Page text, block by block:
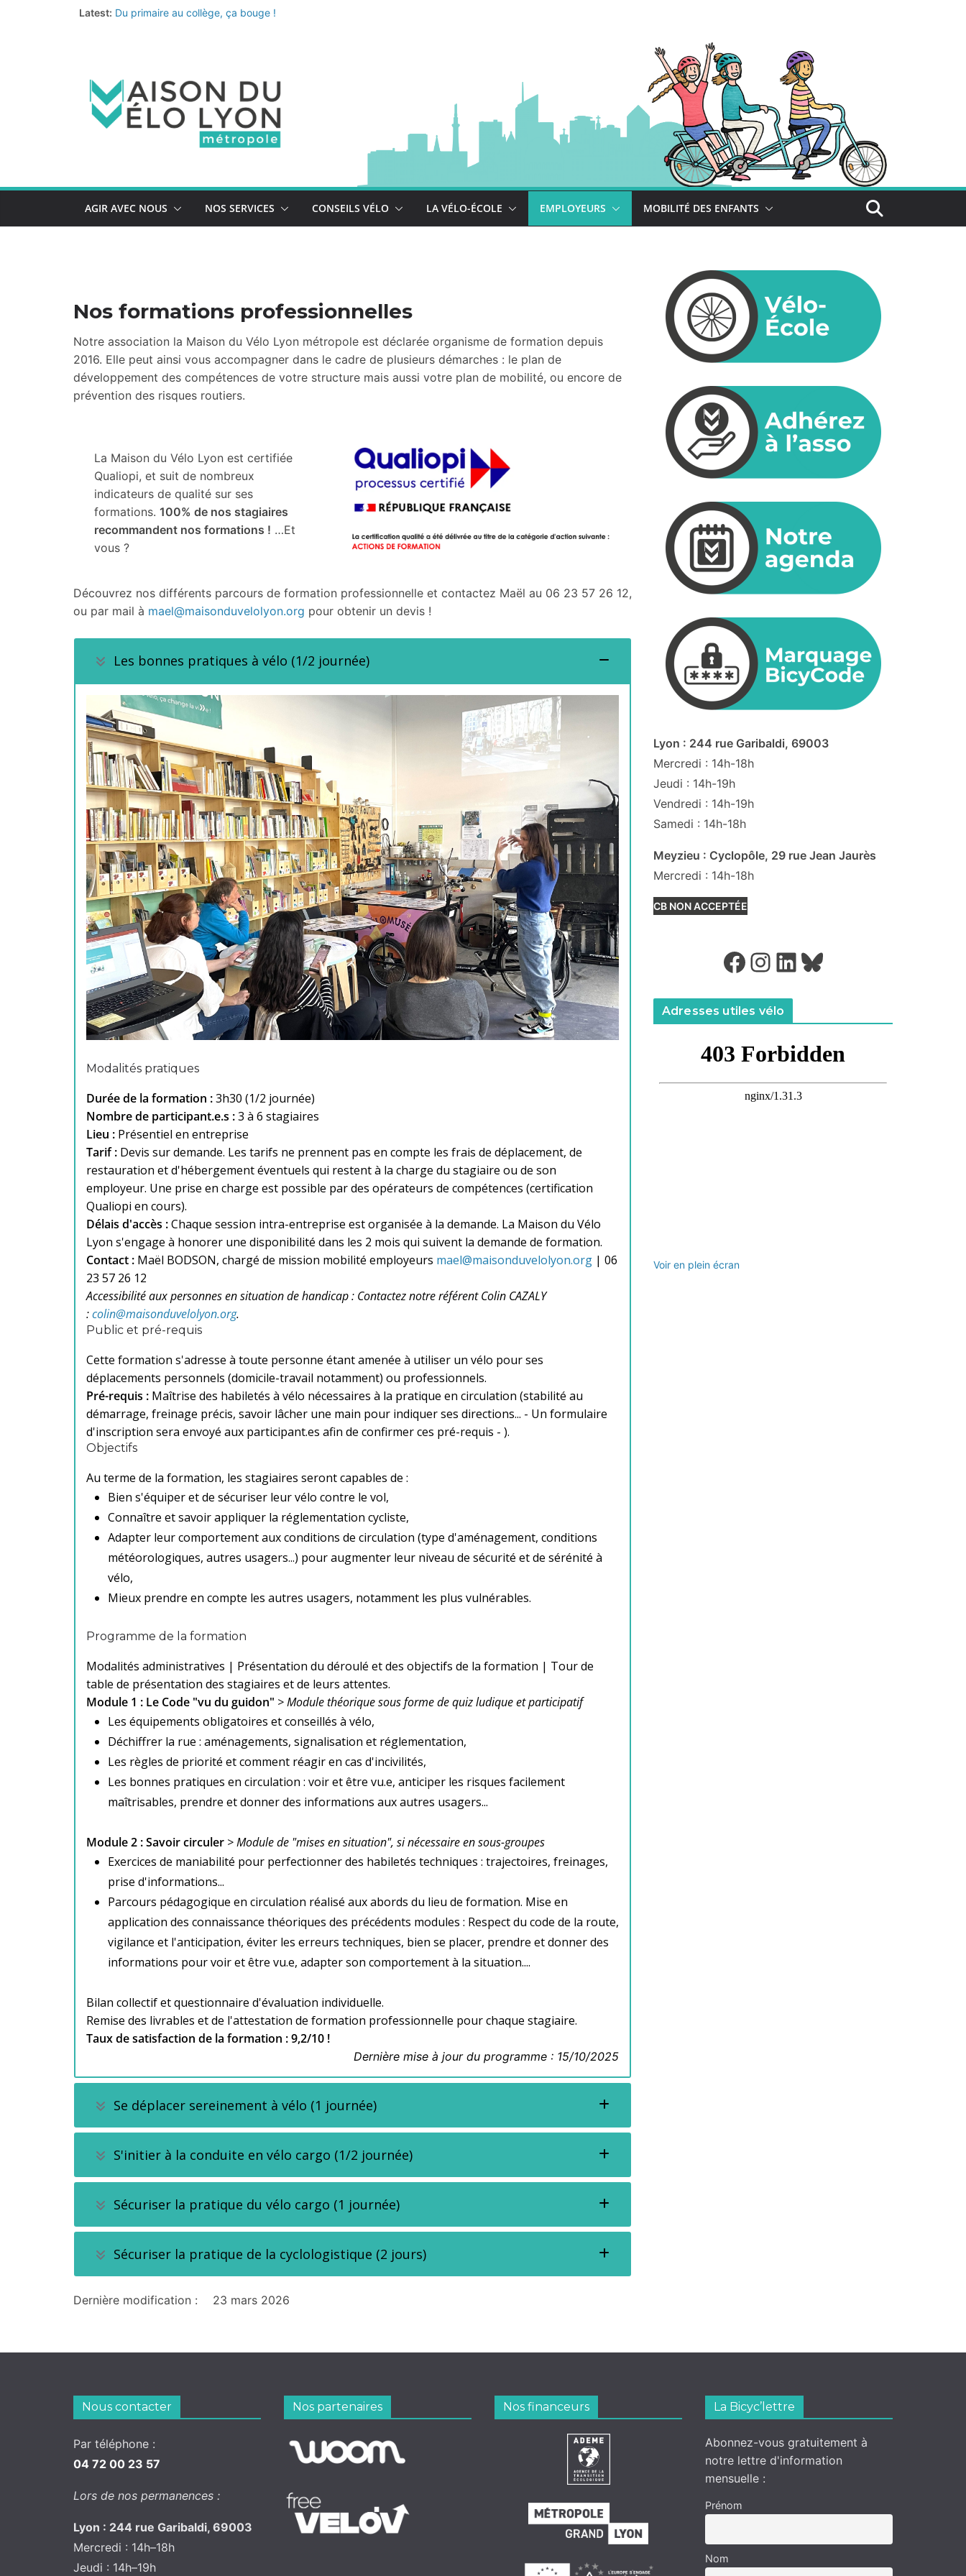
Latest: Du primaire au collège, ça bouge !
AGIR AVEC NOUS NOS SERVICES CONSEILS VÉLO LA VÉLO-ÉCOLE EMPLOYEURS MOBILITÉ DES ENFANTS
Nos formations professionnelles
Notre association la Maison du Vélo Lyon métropole est déclarée organisme de formation depuis
2016. Elle peut ainsi vous accompagner dans le cadre de plusieurs démarches : le plan de
développement des compétences de votre structure mais aussi votre plan de mobilité, ou encore de
prévention des risques routiers.
La Maison du Vélo Lyon est certifiée
Qualiopi, et suit de nombreux
indicateurs de qualité sur ses
formations. 100% de nos stagiaires
recommandent nos formations ! …Et
vous ?
Découvrez nos différents parcours de formation professionnelle et contactez Maël au 06 23 57 26 12,
ou par mail à mael@maisonduvelolyon.org pour obtenir un devis !
Les bonnes pratiques à vélo (1/2 journée)
Modalités pratiques
Durée de la formation :3h30 (1/2 journée)
Nombre de participant.e.s :3 à 6 stagiaires
Lieu : Présentiel en entreprise
Tarif : Devis sur demande. Les tarifs ne prennent pas en compte les frais de déplacement, de
restauration et d'hébergement éventuels qui restent à la charge du stagiaire ou de son
employeur. Une prise en charge est possible par des opérateurs de compétences (certification
Qualiopi en cours).
Délais d'accès :Chaque session intra-entreprise est organisée à la demande. La Maison du Vélo
Lyon s'engage à honorer une disponibilité dans les 2 mois qui suivent la demande de formation.
Contact : Maël BODSON, chargé de mission mobilité employeurs mael@maisonduvelolyon.org | 06
23 57 26 12
Accessibilité aux personnes en situation de handicap : Contactez notre référent Colin CAZALY
:colin@maisonduvelolyon.org.
Public et pré-requis
Cette formation s'adresse à toute personne étant amenée à utiliser un vélo pour ses
déplacements personnels (domicile-travail notamment) ou professionnels.
Pré-requis : Maîtrise des habiletés à vélo nécessaires à la pratique en circulation (stabilité au
démarrage, freinage précis, savoir lâcher une main pour indiquer ses directions... - Un formulaire
d'inscription sera envoyé aux participant.es afin de confirmer ces pré-requis - ).
Objectifs
Au terme de la formation, les stagiaires seront capables de :
Bien s'équiper et de sécuriser leur vélo contre le vol,
Connaître et savoir appliquer la réglementation cycliste,
Adapter leur comportement aux conditions de circulation (type d'aménagement, conditions
météorologiques, autres usagers...) pour augmenter leur niveau de sécurité et de sérénité à
vélo,
Mieux prendre en compte les autres usagers, notamment les plus vulnérables.
Programme de la formation
Modalités administratives | Présentation du déroulé et des objectifs de la formation | Tour de
table de présentation des stagiaires et de leurs attentes.
Module 1 : Le Code "vu du guidon" > Module théorique sous forme de quiz ludique et participatif
Les équipements obligatoires et conseillés à vélo,
Déchiffrer la rue : aménagements, signalisation et réglementation,
Les règles de priorité et comment réagir en cas d'incivilités,
Les bonnes pratiques en circulation : voir et être vu.e, anticiper les risques facilement
maîtrisables, prendre et donner des informations aux autres usagers...
Module 2 : Savoir circuler > Module de "mises en situation", si nécessaire en sous-groupes
Exercices de maniabilité pour perfectionner des habiletés techniques : trajectoires, freinages,
prise d'informations...
Parcours pédagogique en circulation réalisé aux abords du lieu de formation. Mise en
application des connaissance théoriques des précédents modules : Respect du code de la route,
vigilance et l'anticipation, éviter les erreurs techniques, bien se placer, prendre et donner des
informations pour voir et être vu.e, adapter son comportement à la situation....
Bilan collectif et questionnaire d'évaluation individuelle.
Remise des livrables et de l'attestation de formation professionnelle pour chaque stagiaire.
Taux de satisfaction de la formation : 9,2/10 !
Dernière mise à jour du programme : 15/10/2025
Se déplacer sereinement à vélo (1 journée)
S'initier à la conduite en vélo cargo (1/2 journée)
Sécuriser la pratique du vélo cargo (1 journée)
Sécuriser la pratique de la cyclologistique (2 jours)
Dernière modification : 23 mars 2026
Lyon : 244 rue Garibaldi, 69003
Mercredi : 14h-18h
Jeudi : 14h-19h
Vendredi : 14h-19h
Samedi : 14h-18h
Meyzieu : Cyclopôle, 29 rue Jean Jaurès
Mercredi : 14h-18h
CB NON ACCEPTÉE
Facebook Instagram LinkedIn Bluesky
Adresses utiles vélo
Voir en plein écran
Nous contacter
Par téléphone :
04 72 00 23 57
Lors de nos permanences :
Lyon : 244 rue Garibaldi, 69003
Mercredi : 14h–18h
Jeudi : 14h–19h
Nos partenaires Nos financeurs La Bicyc’lettre
Abonnez-vous gratuitement à
notre lettre d'information
mensuelle :
Prénom
Nom